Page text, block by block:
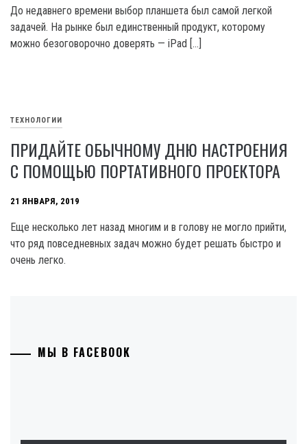
До недавнего времени выбор планшета был самой легкой
задачей. На рынке был единственный продукт, которому
можно безоговорочно доверять — iPad […]
ТЕХНОЛОГИИ
ПРИДАЙТЕ ОБЫЧНОМУ ДНЮ НАСТРОЕНИЯ
С ПОМОЩЬЮ ПОРТАТИВНОГО ПРОЕКТОРА
21 ЯНВАРЯ, 2019
Еще несколько лет назад многим и в голову не могло прийти,
что ряд повседневных задач можно будет решать быстро и
очень легко.
МЫ В FACEBOOK